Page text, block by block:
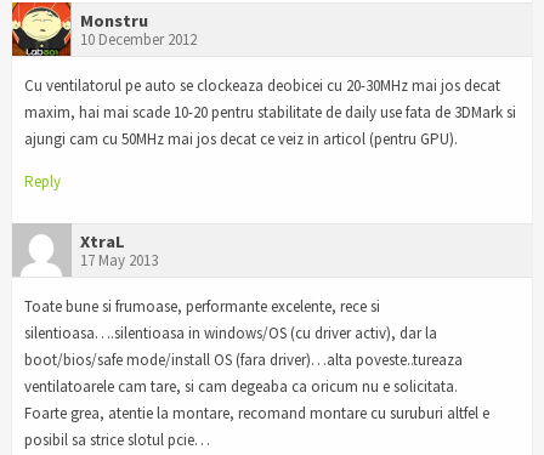
Monstru
10 December 2012
Cu ventilatorul pe auto se clockeaza deobicei cu 20-30MHz mai jos decat
maxim, hai mai scade 10-20 pentru stabilitate de daily use fata de 3DMark si
ajungi cam cu 50MHz mai jos decat ce veiz in articol (pentru GPU).
Reply
XtraL
17 May 2013
Toate bune si frumoase, performante excelente, rece si
silentioasa….silentioasa in windows/OS (cu driver activ), dar la
boot/bios/safe mode/install OS (fara driver)…alta poveste..tureaza
ventilatoarele cam tare, si cam degeaba ca oricum nu e solicitata.
Foarte grea, atentie la montare, recomand montare cu suruburi altfel e
posibil sa strice slotul pcie…